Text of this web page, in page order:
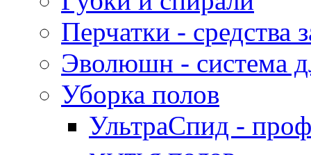
Перчатки - средства
Эволюшн - система
Уборка полов
УльтраСпид -